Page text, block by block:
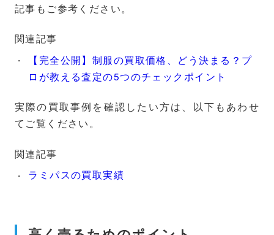
記事もご参考ください。
関連記事
【完全公開】制服の買取価格、どう決まる？プ
ロが教える査定の5つのチェックポイント
実際の買取事例を確認したい方は、以下もあわせ
てご覧ください。
関連記事
ラミパスの買取実績